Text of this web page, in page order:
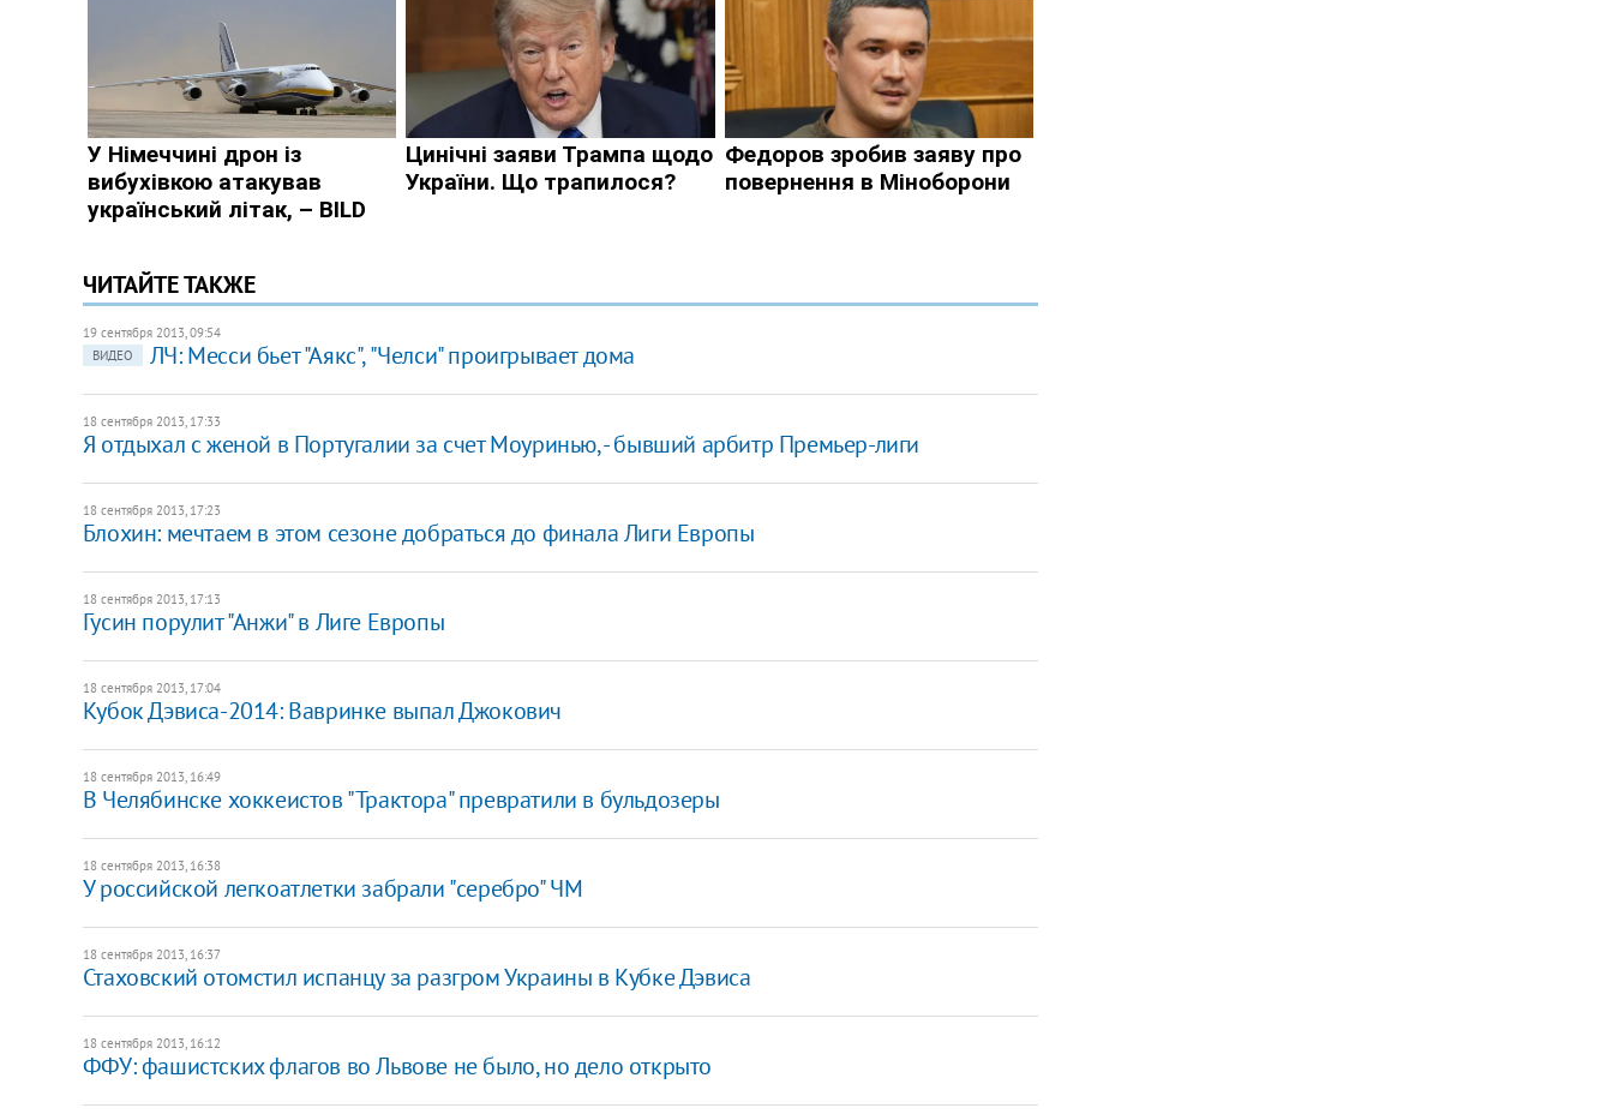
ЧИТАЙТЕ ТАКЖЕ
19 сентября 2013, 09:54
ВИДЕО
ЛЧ: Месси бьет "Аякс", "Челси" проигрывает дома
18 сентября 2013, 17:33
Я отдыхал с женой в Португалии за счет Моуринью, - бывший арбитр Премьер-лиги
18 сентября 2013, 17:23
Блохин: мечтаем в этом сезоне добраться до финала Лиги Европы
18 сентября 2013, 17:13
Гусин порулит "Анжи" в Лиге Европы
18 сентября 2013, 17:04
Кубок Дэвиса-2014: Вавринке выпал Джокович
18 сентября 2013, 16:49
В Челябинске хоккеистов "Трактора" превратили в бульдозеры
18 сентября 2013, 16:38
У российской легкоатлетки забрали "серебро" ЧМ
18 сентября 2013, 16:37
Стаховский отомстил испанцу за разгром Украины в Кубке Дэвиса
18 сентября 2013, 16:12
ФФУ: фашистских флагов во Львове не было, но дело открыто